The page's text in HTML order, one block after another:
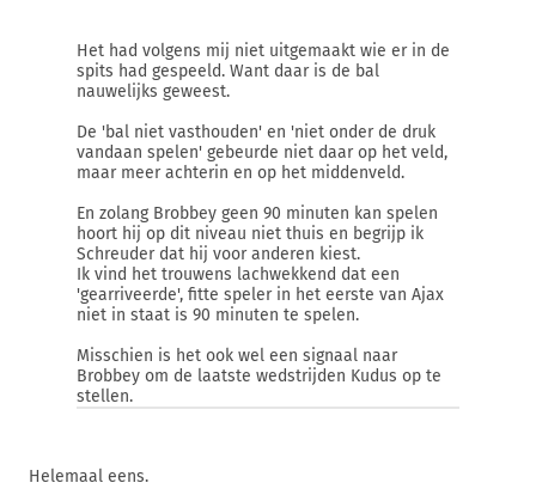
Het had volgens mij niet uitgemaakt wie er in de
spits had gespeeld. Want daar is de bal
nauwelijks geweest.
De 'bal niet vasthouden' en 'niet onder de druk
vandaan spelen' gebeurde niet daar op het veld,
maar meer achterin en op het middenveld.
En zolang Brobbey geen 90 minuten kan spelen
hoort hij op dit niveau niet thuis en begrijp ik
Schreuder dat hij voor anderen kiest.
Ik vind het trouwens lachwekkend dat een
'gearriveerde', fitte speler in het eerste van Ajax
niet in staat is 90 minuten te spelen.
Misschien is het ook wel een signaal naar
Brobbey om de laatste wedstrijden Kudus op te
stellen.
Helemaal eens.